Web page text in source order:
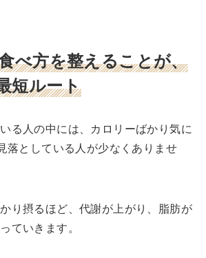
べ方を整えることが、
短ルート
る人の中には、カロリーばかり気に
落としている人が少なくありませ
り摂るほど、代謝が上がり、脂肪が
ていきます。